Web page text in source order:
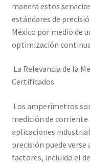
Carrito
Finalizar compra
Medidor de tierras
Multímetro con
Nuestra Misión en
manera estos
estándares de
México por medio de
optimización
La Relevancia de la
Certificados
Los amperímetros
medición de
aplicaciones
precisión puede verse
factores, incluido el